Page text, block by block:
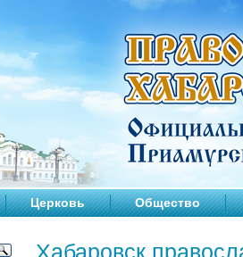
Церковь Общество
Хабаровск